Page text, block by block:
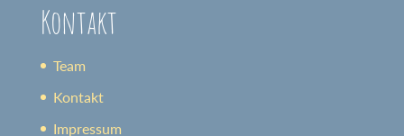
Kontakt
Team
Kontakt
Impressum